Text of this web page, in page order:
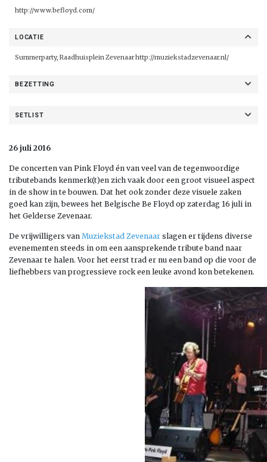
http://www.befloyd.com/
LOCATIE
Summerparty, Raadhuisplein Zevenaarhttp://muziekstadzevenaar.nl/
BEZETTING
SETLIST
26 juli 2016
De concerten van Pink Floyd én van veel van de tegenwoordige
tributebands kenmerk(t)en zich vaak door een groot visueel aspect
in de show in te bouwen. Dat het ook zonder deze visuele zaken
goed kan zijn, bewees het Belgische Be Floyd op zaterdag 16 juli in
het Gelderse Zevenaar.
De vrijwilligers van Muziekstad Zevenaar slagen er tijdens diverse
evenementen steeds in om een aansprekende tribute band naar
Zevenaar te halen. Voor het eerst trad er nu een band op die voor de
liefhebbers van progressieve rock een leuke avond kon betekenen.